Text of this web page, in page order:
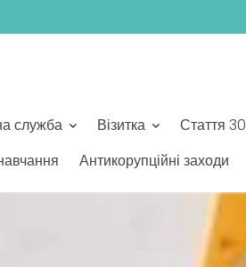
служба Візитка
Стаття 30
Антикорупційні заходи